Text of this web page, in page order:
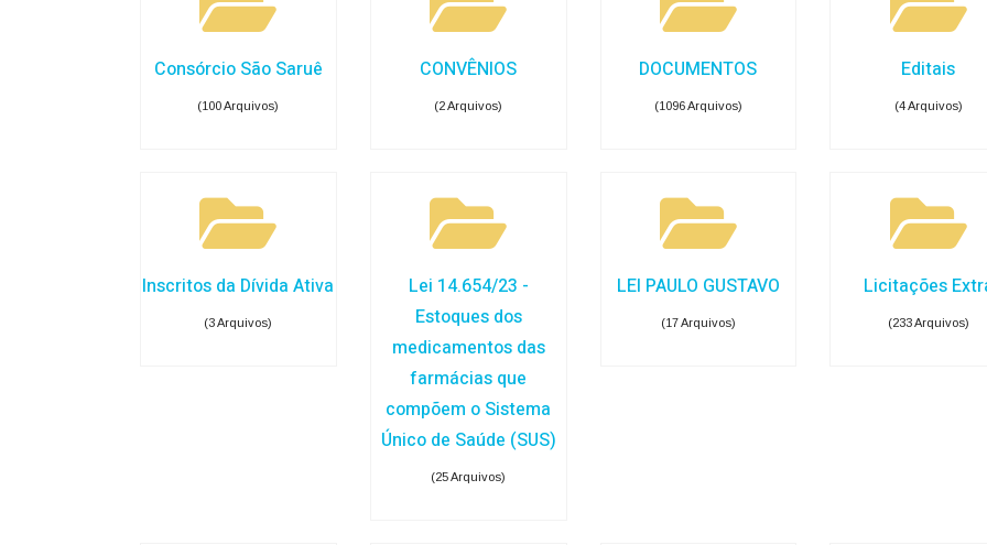
Consórcio São Saruê
(100 Arquivos)
CONVÊNIOS
(2 Arquivos)
DOCUMENTOS
(1096 Arquivos)
Editais
(4 Arquivos)
Inscritos da Dívida Ativa
(3 Arquivos)
Lei 14.654/23 -
Estoques dos
medicamentos das
farmácias que
compõem o Sistema
Único de Saúde (SUS)
(25 Arquivos)
LEI PAULO GUSTAVO
(17 Arquivos)
Licitações
(233 Arquivos)